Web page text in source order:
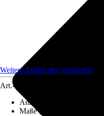
Weitere Artikel des Verkäufers
Art.-Nr.
Anzahl der Teile
Maße (BxH)